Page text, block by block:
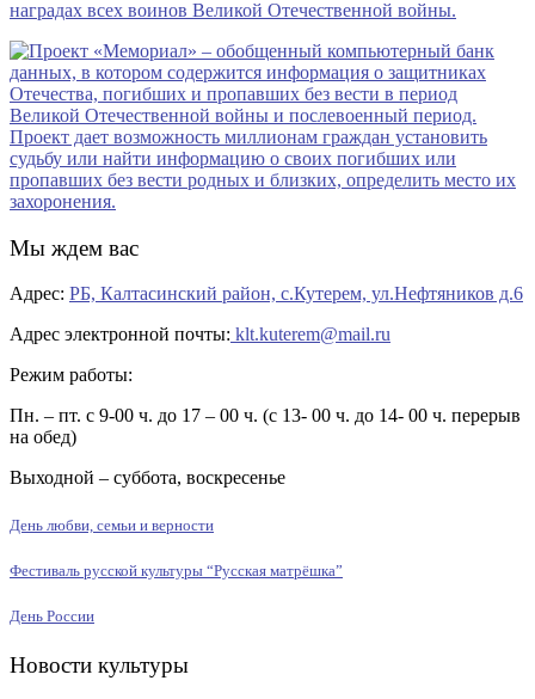
Мы ждем вас
Адрес: РБ, Калтасинский район, с.Кутерем, ул.Нефтяников д.6
Адрес электронной почты: klt.kuterem@mail.ru
Режим работы:
Пн. – пт. с 9-00 ч. до 17 – 00 ч. (с 13- 00 ч. до 14- 00 ч. перерыв
на обед)
Выходной – суббота, воскресенье
День любви, семьи и верности
Фестиваль русской культуры “Русская матрёшка”
День России
Новости культуры